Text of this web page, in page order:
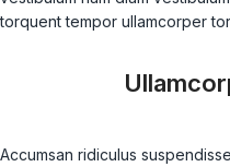
torquent tempor ullamcorper
Accumsan ridiculus